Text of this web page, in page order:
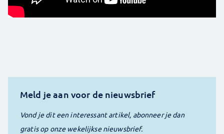
Meld je aan voor de nieuwsbrief
Vond je dit een interessant artikel, abonneer je dan
gratis op onze wekelijkse nieuwsbrief.